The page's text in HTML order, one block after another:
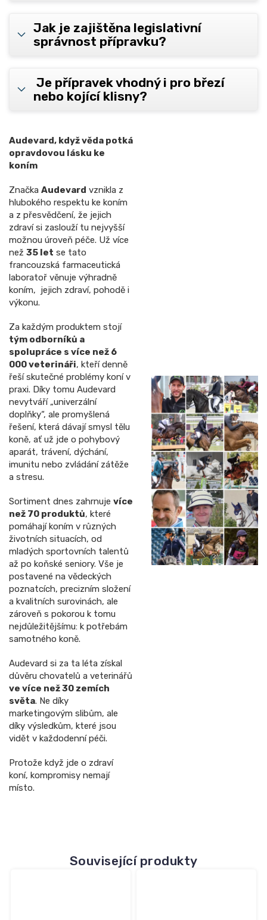
Související produkty
Jak je zajištěna legislativní
správnost přípravku?
Je přípravek vhodný i pro březí
nebo kojící klisny?
Audevard, když věda potká
opravdovou lásku ke
koním
Značka Audevard vznikla z
hlubokého respektu ke koním
a z přesvědčení, že jejich
zdraví si zaslouží tu nejvyšší
možnou úroveň péče. Už více
než 35 let se tato
francouzská farmaceutická
laboratoř věnuje výhradně
koním, jejich zdraví, pohodě i
výkonu.
Za každým produktem stojí
tým odborníků a
spolupráce s více než 6
000 veterináři, kteří denně
řeší skutečné problémy koní v
praxi. Díky tomu Audevard
nevytváří „univerzální
doplňky“, ale promyšlená
řešení, která dávají smysl tělu
koně, ať už jde o pohybový
aparát, trávení, dýchání,
imunitu nebo zvládání zátěže
a stresu.
Sortiment dnes zahrnuje více
než 70 produktů, které
pomáhají koním v různých
životních situacích, od
mladých sportovních talentů
až po koňské seniory. Vše je
postavené na vědeckých
poznatcích, precizním složení
a kvalitních surovinách, ale
zároveň s pokorou k tomu
nejdůležitějšímu: k potřebám
samotného koně.
Audevard si za ta léta získal
důvěru chovatelů a veterinářů
ve více než 30 zemích
světa. Ne díky
marketingovým slibům, ale
díky výsledkům, které jsou
vidět v každodenní péči.
Protože když jde o zdraví
koní, kompromisy nemají
místo.